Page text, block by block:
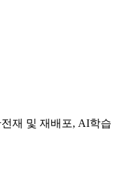
재 및 재배포, AI학습